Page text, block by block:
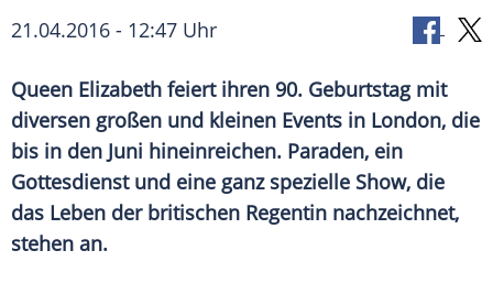
21.04.2016 - 12:47 Uhr
Queen Elizabeth feiert ihren 90. Geburtstag mit
diversen großen und kleinen Events in London, die
bis in den Juni hineinreichen. Paraden, ein
Gottesdienst und eine ganz spezielle Show, die
das Leben der britischen Regentin nachzeichnet,
stehen an.